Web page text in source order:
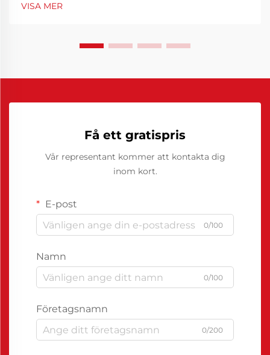
avskiljningsmedel. Dessa specialtillverkade föreningar
VISA MER
Få ett gratispris
Vår representant kommer att kontakta dig
inom kort.
E-post
0/100
Namn
0/100
Företagsnamn
0/200